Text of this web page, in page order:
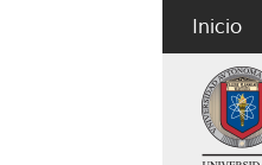
Inicio